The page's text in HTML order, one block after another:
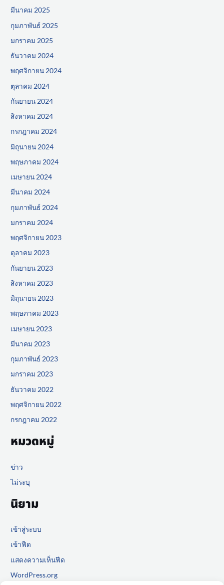
มีนาคม 2025
กุมภาพันธ์ 2025
มกราคม 2025
ธันวาคม 2024
พฤศจิกายน 2024
ตุลาคม 2024
กันยายน 2024
สิงหาคม 2024
กรกฎาคม 2024
มิถุนายน 2024
พฤษภาคม 2024
เมษายน 2024
มีนาคม 2024
กุมภาพันธ์ 2024
มกราคม 2024
พฤศจิกายน 2023
ตุลาคม 2023
กันยายน 2023
สิงหาคม 2023
มิถุนายน 2023
พฤษภาคม 2023
เมษายน 2023
มีนาคม 2023
กุมภาพันธ์ 2023
มกราคม 2023
ธันวาคม 2022
พฤศจิกายน 2022
กรกฎาคม 2022
หมวดหมู่
ข่าว
ไม่ระบุ
นิยาม
เข้าสู่ระบบ
เข้าฟีด
แสดงความเห็นฟีด
WordPress.org